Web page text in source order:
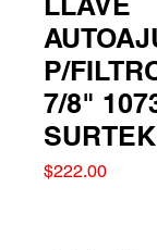
P/
7/8"
SURTEK
$222.00Precio